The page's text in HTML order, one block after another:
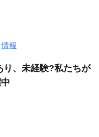
情報
、未経験?私たちが